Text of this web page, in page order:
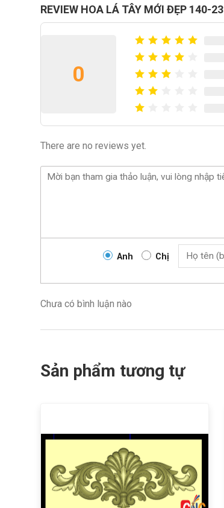
REVIEW HOA LÁ TÂY MỚI ĐẸP 140-23
0
There are no reviews yet.
Anh Chị
Chưa có bình luận nào
Sản phẩm tương tự